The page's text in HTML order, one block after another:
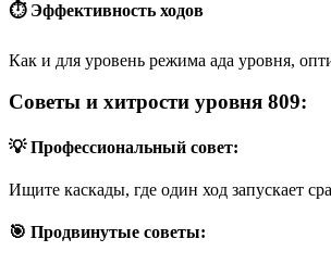
⏱️ Эффективность ходов
Как и для уровень режима ада уровня,
Советы и хитрости уровня 809:
💡 Профессиональный совет:
Ищите каскады, где один ход запускает
🎯 Продвинутые советы: